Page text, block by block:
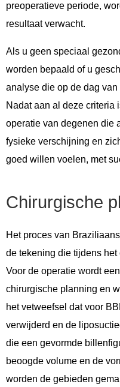
preoperatieve periode,
resultaat verwacht.
Als u geen speciaal
worden bepaald of u
analyse die op de dag
Nadat aan al deze criteria
operatie van degenen die
fysieke verschijning en
goed willen voelen, met
Chirurgische
Het proces van
de tekening die tijdens
Voor de operatie wordt
chirurgische planning en
het vetweefsel dat voor
verwijderd en de
die een gevormde
beoogde volume en de
worden de gebieden